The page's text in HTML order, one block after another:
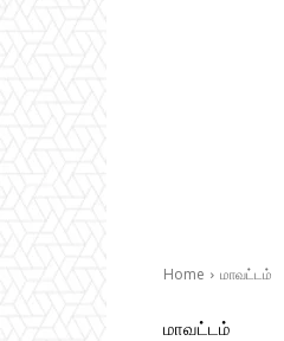
Home மாவட்டம்
மாவட்டம்